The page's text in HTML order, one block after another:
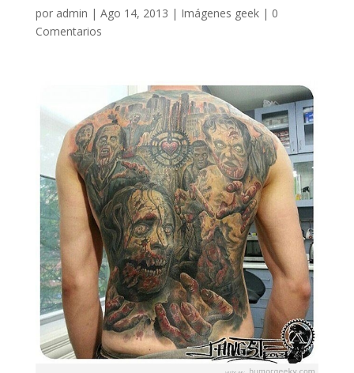
por admin | Ago 14, 2013 | Imágenes geek| 0
Comentarios